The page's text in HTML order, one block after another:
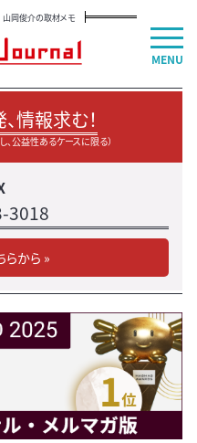
岡俊介の取材メモ
情報求む！
、公益性あるケースに限る）
3018
らから »
MENU